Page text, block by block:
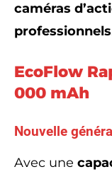
caméras
professionnels
EcoFlow
000 mAh
Nouvelle
Avec une